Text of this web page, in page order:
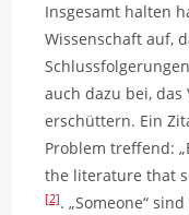
Insgesamt halten
Wissenschaft auf,
auch dazu bei,
erschüttern. Ein
Problem treffend:
the literature that
[2]. „Someone“